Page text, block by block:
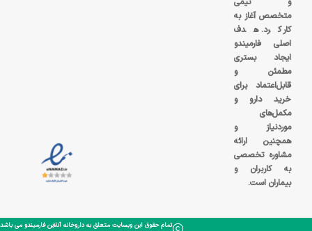
متخصص آغاز به
کار کرد. هدف
اصلی فارمیندو
ایجاد بستری
مطمئن و
قابل‌اعتماد برای
خرید دارو و
مکمل‌های
موردنیاز و
همچنین ارائه
مشاوره تخصصی
به کاربران و
بیماران است.
تمام حقوق این وبسایت متعلق به داروخانه آنلاین فارمیندو می باشد